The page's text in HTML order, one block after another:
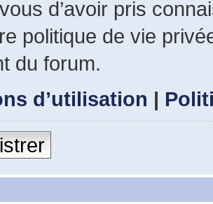
d’avoir pris
politique de vie
du forum.
d’utilisation |